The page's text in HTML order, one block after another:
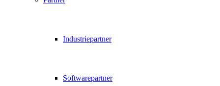
Industriepartner
Softwarepartner